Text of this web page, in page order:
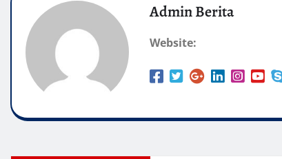
Admin Berita
Website: